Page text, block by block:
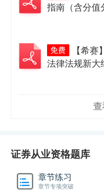
指南（含分值
【希
法律法规新大
查
证券从业资格题库
章节练习
章节专项突破